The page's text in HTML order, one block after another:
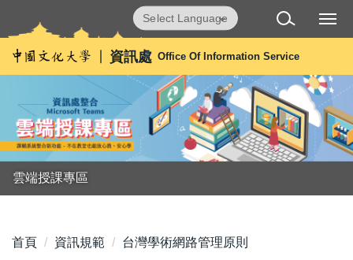
到
主
容
區
資訊處 Office Of Information Service
Translate
雲端授課專區
首頁 資訊規範 台灣學術網路管理原則